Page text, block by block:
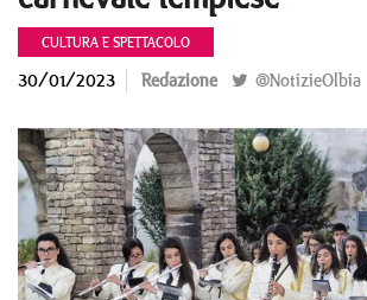
CULTURA E SPETTACOLO
30/01/2023 Redazione @NotizieOlbia